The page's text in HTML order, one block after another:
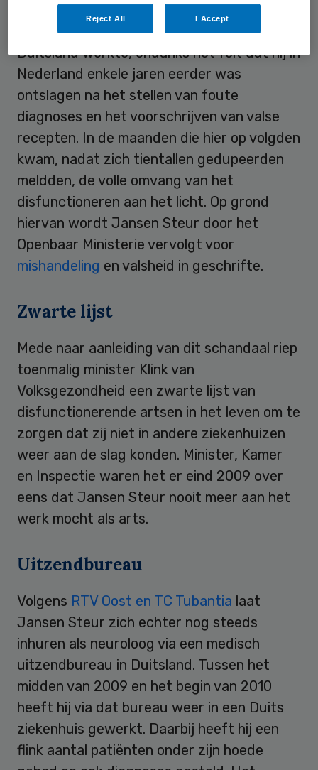
rollen nadat krant en omroep begin 2009
hadden ontdekt dat de specialist in
Duitsland werkte, ondanks het feit dat hij in
Nederland enkele jaren eerder was
ontslagen na het stellen van foute
diagnoses en het voorschrijven van valse
recepten. In de maanden die hier op volgden
kwam, nadat zich tientallen gedupeerden
meldden, de volle omvang van het
disfunctioneren aan het licht. Op grond
hiervan wordt Jansen Steur door het
Openbaar Ministerie vervolgt voor
mishandeling en valsheid in geschrifte.
Zwarte lijst
Mede naar aanleiding van dit schandaal riep
toenmalig minister Klink van
Volksgezondheid een zwarte lijst van
disfunctionerende artsen in het leven om te
zorgen dat zij niet in andere ziekenhuizen
weer aan de slag konden. Minister, Kamer
en Inspectie waren het er eind 2009 over
eens dat Jansen Steur nooit meer aan het
werk mocht als arts.
Uitzendbureau
Volgens RTV Oost en TC Tubantia laat
Jansen Steur zich echter nog steeds
inhuren als neuroloog via een medisch
uitzendbureau in Duitsland. Tussen het
midden van 2009 en het begin van 2010
heeft hij via dat bureau weer in een Duits
ziekenhuis gewerkt. Daarbij heeft hij een
flink aantal patiënten onder zijn hoede
Reject All I Accept